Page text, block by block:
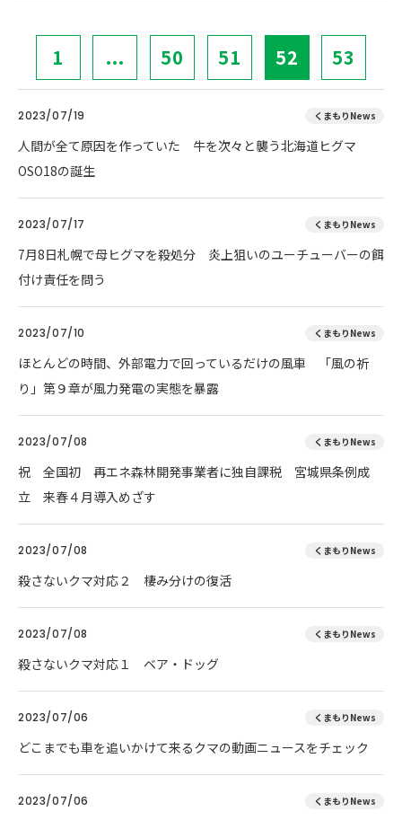
1 ... 50 51 52 53
2023/07/19 くまもりNews
人間が全て原因を作っていた 牛を次々と襲う北海道ヒグマ
OSO18の誕生
2023/07/17 くまもりNews
7月8日札幌で母ヒグマを殺処分 炎上狙いのユーチューバーの餌
付け責任を問う
2023/07/10 くまもりNews
ほとんどの時間、外部電力で回っているだけの風車 「風の祈
り」第９章が風力発電の実態を暴露
2023/07/08 くまもりNews
祝 全国初 再エネ森林開発事業者に独自課税 宮城県条例成
立 来春４月導入めざす
2023/07/08 くまもりNews
殺さないクマ対応２ 棲み分けの復活
2023/07/08 くまもりNews
殺さないクマ対応１ ベア・ドッグ
2023/07/06 くまもりNews
どこまでも車を追いかけて来るクマの動画ニュースをチェック
2023/07/06 くまもりNews